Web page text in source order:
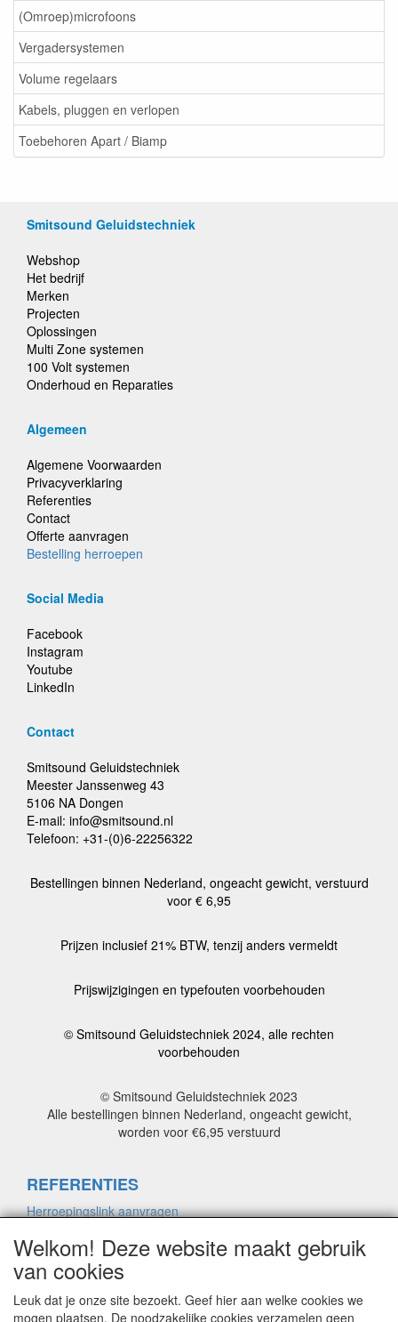
(Omroep)microfoons
Vergadersystemen
Volume regelaars
Kabels, pluggen en verlopen
Toebehoren Apart / Biamp
Smitsound Geluidstechniek
Webshop
Het bedrijf
Merken
Projecten
Oplossingen
Multi Zone systemen
100 Volt systemen
Onderhoud en Reparaties
Algemeen
Algemene Voorwaarden
Privacyverklaring
Referenties
Contact
Offerte aanvragen
Bestelling herroepen
Social Media
Facebook
Instagram
Youtube
LinkedIn
Contact
Smitsound Geluidstechniek
Meester Janssenweg 43
5106 NA Dongen
E-mail: info@smitsound.nl
Telefoon: +31-(0)6-22256322
Bestellingen binnen Nederland, ongeacht gewicht, verstuurd
voor € 6,95
Prijzen inclusief 21% BTW, tenzij anders vermeldt
Prijswijzigingen en typefouten voorbehouden
© Smitsound Geluidstechniek 2024, alle rechten
voorbehouden
© Smitsound Geluidstechniek 2023
Alle bestellingen binnen Nederland, ongeacht gewicht,
worden voor €6,95 verstuurd
REFERENTIES
Herroepingslink aanvragen
ALGEMENE VOORWAARDEN
Herroepingslink aanvragen
Welkom! Deze website maakt gebruik
van cookies
Leuk dat je onze site bezoekt. Geef hier aan welke cookies we
mogen plaatsen. De noodzakelijke cookies verzamelen geen